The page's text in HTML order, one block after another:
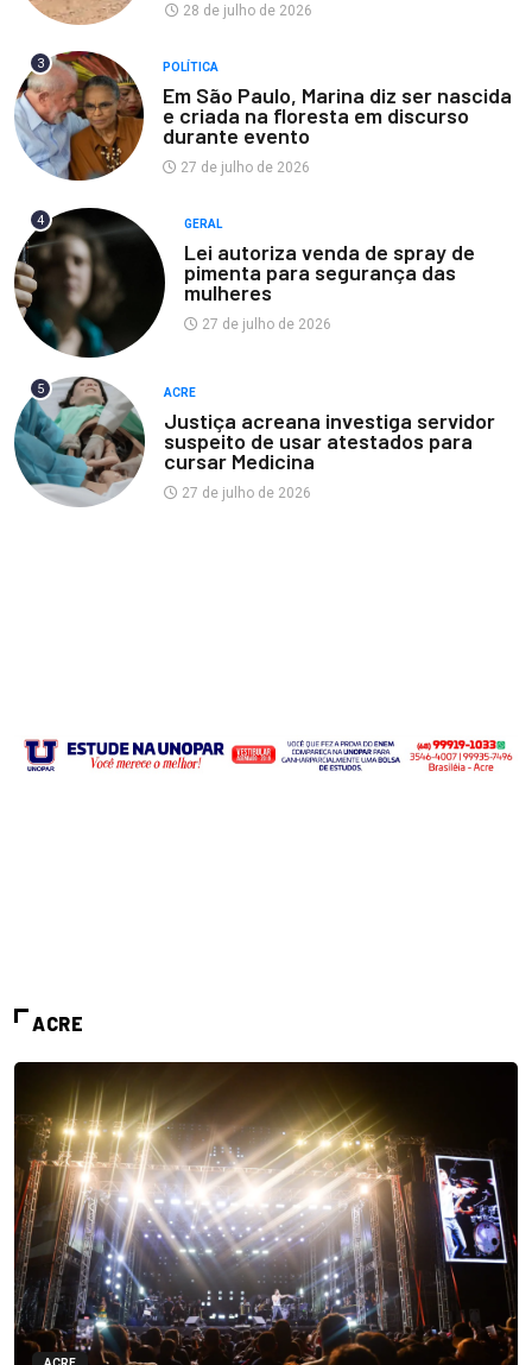
28 de julho de 2026
3 POLÍTICA
Em São Paulo, Marina diz ser nascida
e criada na floresta em discurso
durante evento
27 de julho de 2026
4 GERAL
Lei autoriza venda de spray de
pimenta para segurança das
mulheres
27 de julho de 2026
5 ACRE
Justiça acreana investiga servidor
suspeito de usar atestados para
cursar Medicina
27 de julho de 2026
ACRE